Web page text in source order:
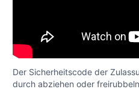
Der Sicherheitscode der
durch abziehen oder